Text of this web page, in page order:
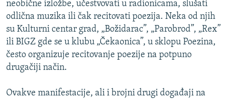
neobične izložbe, učestvovati u radionicama, slušati
odlična muzika ili čak recitovati poezija. Neka od njih
su Kulturni centar grad, „Božidarac”, „Parobrod”, „Rex”
ili BIGZ gde se u klubu „Čekaonica”, u sklopu Poezina,
često organizuje recitovanje poezije na potpuno
drugačiji način.
Ovakve manifestacije, ali i brojni drugi događaji na